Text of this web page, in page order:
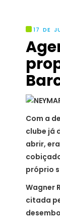
17 DE
Com a
clube já
abrir,
próprio
Wagner
citada